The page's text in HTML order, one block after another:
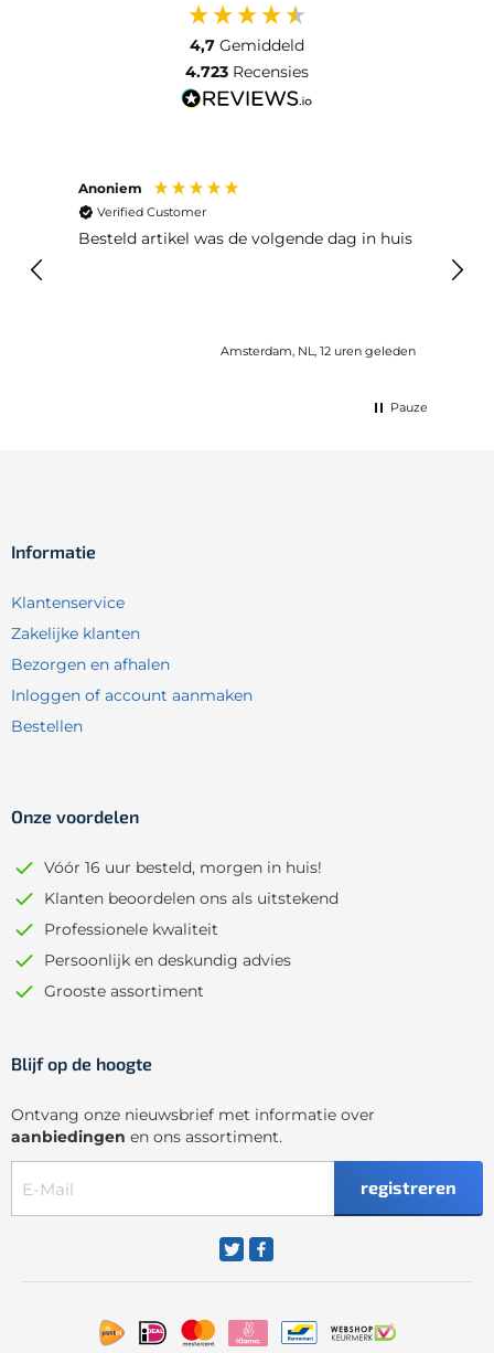
4,7 Gemiddeld
4.723 Recensies
Anoniem
Verified Customer
Besteld artikel was de volgende dag in huis
Amsterdam, NL, 12 uren geleden
Pauze
Informatie
Klantenservice
Zakelijke klanten
Bezorgen en afhalen
Inloggen of account aanmaken
Bestellen
Onze voordelen
Vóór 16 uur besteld, morgen in huis!
Klanten beoordelen ons als uitstekend
Professionele kwaliteit
Persoonlijk en deskundig advies
Grooste assortiment
Blijf op de hoogte
Ontvang onze nieuwsbrief met informatie over
aanbiedingen en ons assortiment.
registreren